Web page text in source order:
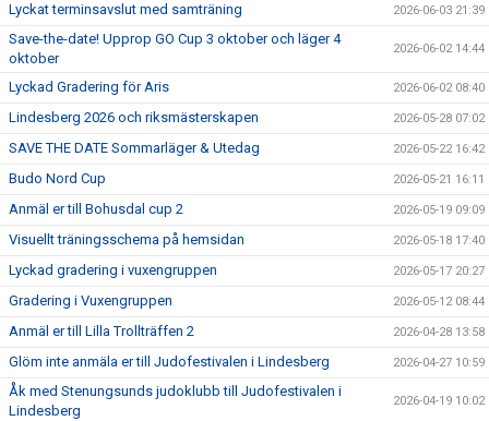
Lyckat terminsavslut med samträning 2026-06-03 21:39
Save-the-date! Upprop GO Cup 3 oktober och läger 4
oktober
2026-06-02 14:44
Lyckad Gradering för Aris 2026-06-02 08:40
Lindesberg 2026 och riksmästerskapen 2026-05-28 07:02
SAVE THE DATE Sommarläger & Utedag 2026-05-22 16:42
Budo Nord Cup 2026-05-21 16:11
Anmäl er till Bohusdal cup 2 2026-05-19 09:09
Visuellt träningsschema på hemsidan 2026-05-18 17:40
Lyckad gradering i vuxengruppen 2026-05-17 20:27
Gradering i Vuxengruppen 2026-05-12 08:44
Anmäl er till Lilla Trollträffen 2 2026-04-28 13:58
Glöm inte anmäla er till Judofestivalen i Lindesberg 2026-04-27 10:59
Åk med Stenungsunds judoklubb till Judofestivalen i
Lindesberg
2026-04-19 10:02